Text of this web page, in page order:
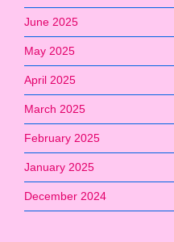
June 2025
May 2025
April 2025
March 2025
February 2025
January 2025
December 2024